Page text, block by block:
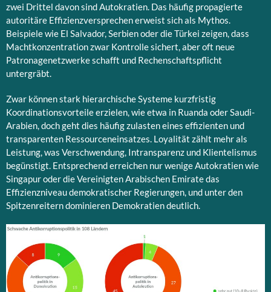
zwei Drittel davon sind Autokratien. Das häufig propagierte
autoritäre Effizienzversprechen erweist sich als Mythos.
Beispiele wie El Salvador, Serbien oder die Türkei zeigen, dass
Machtkonzentration zwar Kontrolle sichert, aber oft neue
Patronagenetzwerke schafft und Rechenschaftspflicht
untergräbt.
Zwar können stark hierarchische Systeme kurzfristig
Koordinationsvorteile erzielen, wie etwa in Ruanda oder Saudi-
Arabien, doch geht dies häufig zulasten eines effizienten und
transparenten Ressourceneinsatzes. Loyalität zählt mehr als
Leistung, was Verschwendung, Intransparenz und Klientelismus
begünstigt. Entsprechend erreichen nur wenige Autokratien wie
Singapur oder die Vereinigten Arabischen Emirate das
Effizienzniveau demokratischer Regierungen, und unter den
Spitzenreitern dominieren Demokratien deutlich.